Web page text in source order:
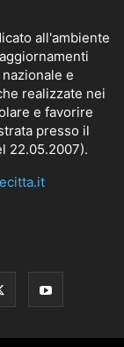
all'ambiente
e
realizzate nei
e favorire
presso il
22.05.2007).